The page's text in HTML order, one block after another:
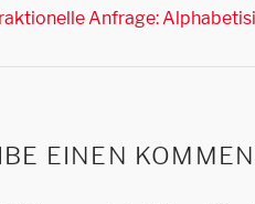
Anfrage:
EINEN